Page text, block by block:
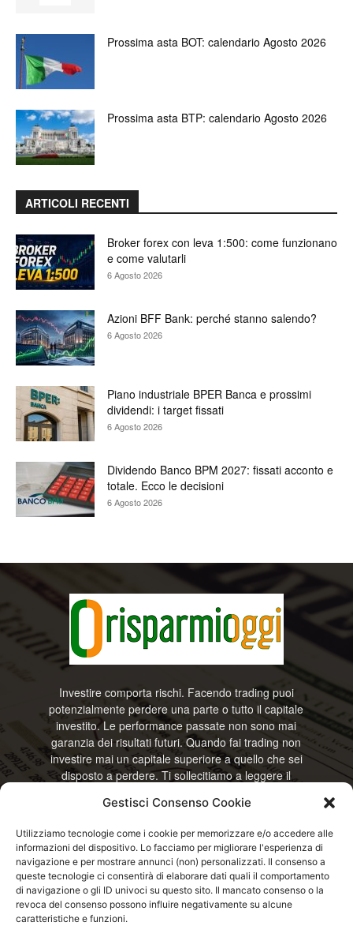
Gestisci Consenso Cookie
Utilizziamo tecnologie come i cookie per memorizzare e/o accedere alle
informazioni del dispositivo. Lo facciamo per migliorare l'esperienza di
navigazione e per mostrare annunci (non) personalizzati. Il consenso a
queste tecnologie ci consentirà di elaborare dati quali il comportamento
di navigazione o gli ID univoci su questo sito. Il mancato consenso o la
revoca del consenso possono influire negativamente su alcune
caratteristiche e funzioni.
Prossima asta BOT: calendario Agosto 2026
Prossima asta BTP: calendario Agosto 2026
ARTICOLI RECENTI
Broker forex con leva 1:500: come funzionano
e come valutarli
6 Agosto 2026
Azioni BFF Bank: perché stanno salendo?
6 Agosto 2026
Piano industriale BPER Banca e prossimi
dividendi: i target fissati
6 Agosto 2026
Dividendo Banco BPM 2027: fissati acconto e
totale. Ecco le decisioni
6 Agosto 2026
Investire comporta rischi. Facendo trading puoi
potenzialmente perdere una parte o tutto il capitale
investito. Le performance passate non sono mai
garanzia dei risultati futuri. Quando fai trading non
investire mai un capitale superiore a quello che sei
disposto a perdere. Ti sollecitiamo a leggere il
RisparmiOggi non offre alcun genere di consulenza
informazioni riportate. Continuando ad accedere o
a usare questo sito o ogni servizio disponibile
questo sito, dichiari di accettare termini e condizioni
previste. © RisparmiOggi
Contattaci: